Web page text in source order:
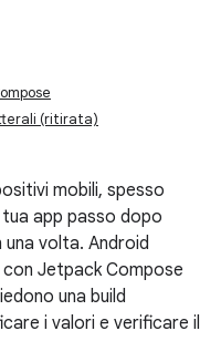
(ritirata)
mobili, spesso
app passo dopo
volta. Android
Jetpack Compose
una build
i valori e verificare il